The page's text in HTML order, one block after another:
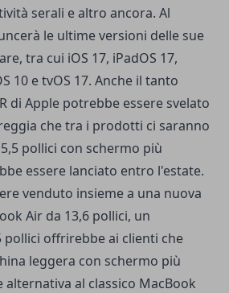
serali e altro ancora. Al
le ultime versioni delle sue
tra cui iOS 17, iPadOS 17,
10 e tvOS 17. Anche il tanto
di Apple potrebbe essere svelato
che tra i prodotti ci saranno
pollici con schermo più
essere lanciato entro l'estate.
venduto insieme a una nuova
Air da 13,6 pollici, un
pollici offrirebbe ai clienti che
leggera con schermo più
al classico MacBook